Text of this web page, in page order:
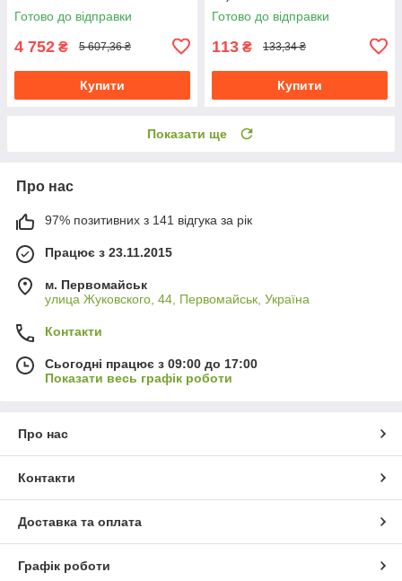
Готово до відправки
4 752 ₴ 5 607,36 ₴
Купити
Готово до відправки
113 ₴ 133,34 ₴
Купити
Показати ще
Про нас
97% позитивних з 141 відгука за рік
Працює з 23.11.2015
м. Первомайськ
улица Жуковского, 44, Первомайськ, Україна
Контакти
Сьогодні працює з 09:00 до 17:00
Показати весь графік роботи
Про нас
Контакти
Доставка та оплата
Графік роботи